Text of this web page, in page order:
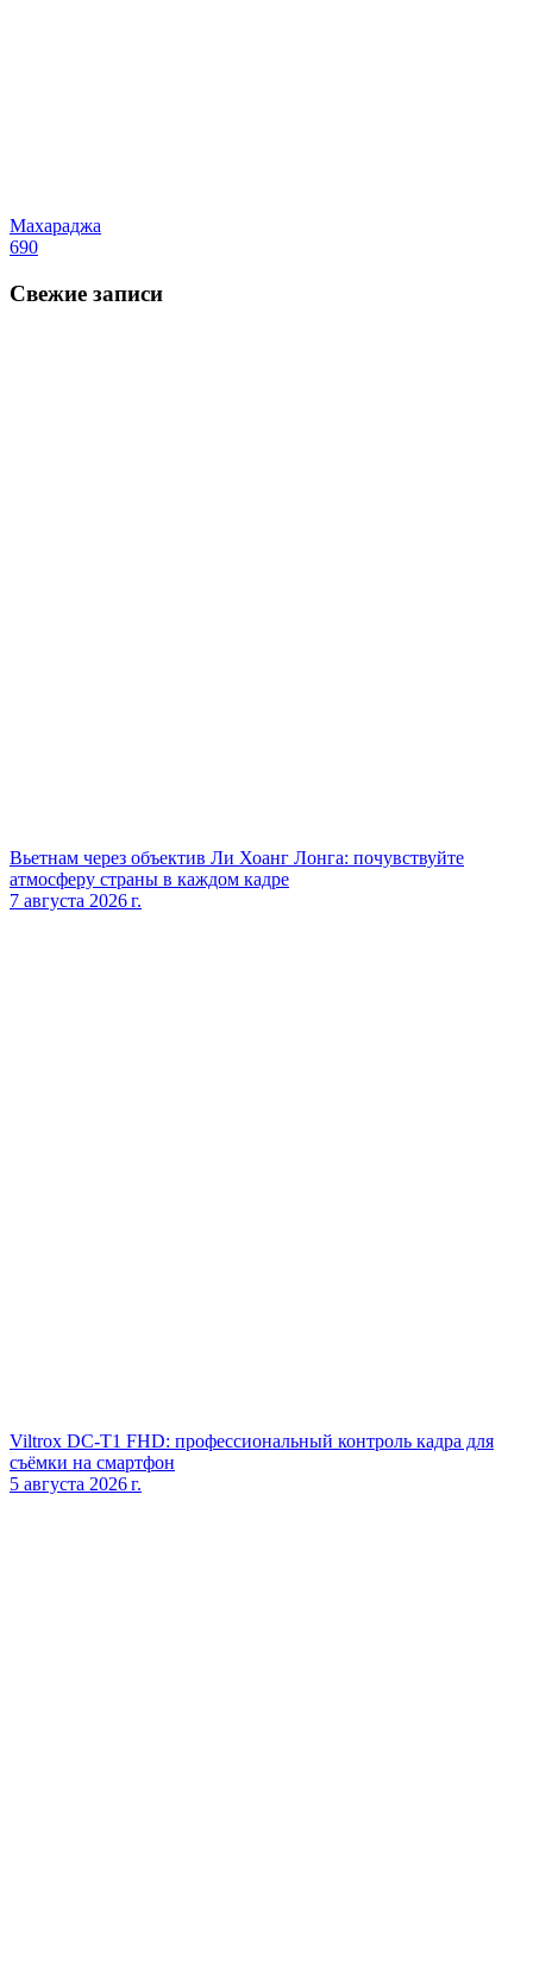
Махараджа
690
Свежие записи
Вьетнам через объектив Ли Хоанг Лонга: почувствуйте
атмосферу страны в каждом кадре
7 августа 2026 г.
Viltrox DC‑T1 FHD: профессиональный контроль кадра для
съёмки на смартфон
5 августа 2026 г.